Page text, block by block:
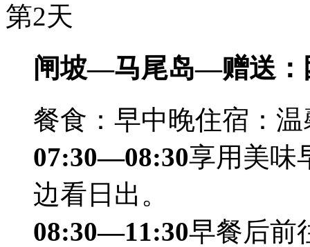
第2天
闸坡—马尾岛—赠送：
餐食：早中晚住宿：
07:30—08:30享用美味
边看日出。
08:30—11:30早餐后前